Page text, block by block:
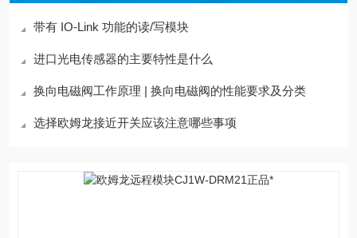
带有 IO-Link 功能的读/写模块
进口光电传感器的主要特性是什么
换向电磁阀工作原理 | 换向电磁阀的性能要求及分类
选择欧姆龙接近开关应该注意哪些事项